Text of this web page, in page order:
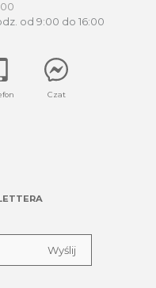
od 9:00 do 16:00
Czat